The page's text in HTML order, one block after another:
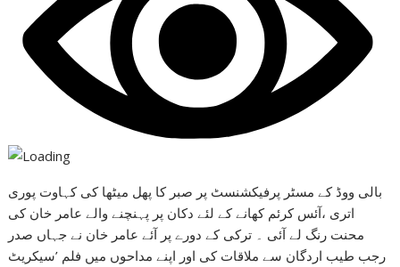
بالی ووڈ کے مسٹر پرفیکشنسٹ پر صبر کا پھل میٹھا کی کہاوت پوری
اتری ،آئس کرئم کھانے کے لئے دکان پر پہنچنے والے عامر خان کی
محنت رنگ لے آئی ۔ ترکی کے دورے پر آئے عامر خان نے جہاں صدر
رجب طیب اردگان سے ملاقات کی اور اپنے مداحوں میں فلم ’سیکریٹ